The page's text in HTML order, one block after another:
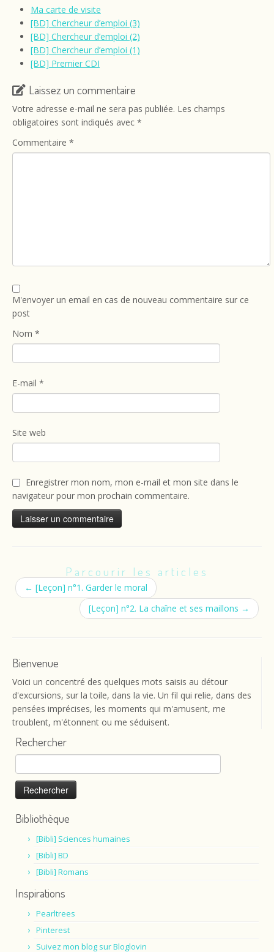
Ma carte de visite
[BD] Chercheur d’emploi (3)
[BD] Chercheur d’emploi (2)
[BD] Chercheur d’emploi (1)
[BD] Premier CDI
Laissez un commentaire
Votre adresse e-mail ne sera pas publiée. Les champs
obligatoires sont indiqués avec *
Commentaire *
M'envoyer un email en cas de nouveau commentaire sur ce
post
Nom *
E-mail *
Site web
Enregistrer mon nom, mon e-mail et mon site dans le
navigateur pour mon prochain commentaire.
Parcourir les articles
← [Leçon] n°1. Garder le moral
[Leçon] n°2. La chaîne et ses maillons →
Bienvenue
Voici un concentré des quelques mots saisis au détour
d'excursions, sur la toile, dans la vie. Un fil qui relie, dans des
pensées imprécises, les moments qui m'amusent, me
troublent, m'étonnent ou me séduisent.
Rechercher
Rechercher :
Bibliothèque
[Bibli] Sciences humaines
[Bibli] BD
[Bibli] Romans
Inspirations
Pearltrees
Pinterest
Suivez mon blog sur Bloglovin